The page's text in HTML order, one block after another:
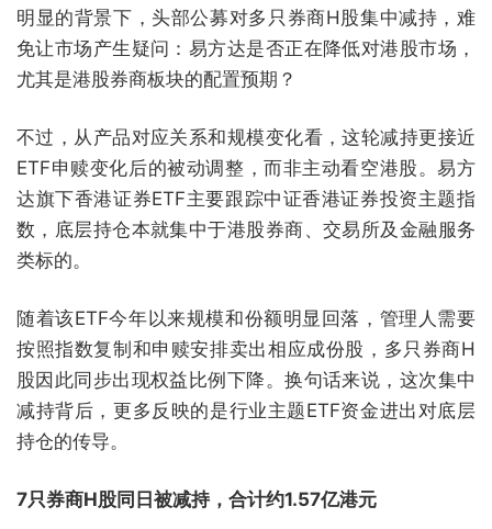
明显的背景下，头部公募对多只券商H股集中减持，难
免让市场产生疑问：易方达是否正在降低对港股市场，
尤其是港股券商板块的配置预期？
不过，从产品对应关系和规模变化看，这轮减持更接近
ETF申赎变化后的被动调整，而非主动看空港股。易方
达旗下香港证券ETF主要跟踪中证香港证券投资主题指
数，底层持仓本就集中于港股券商、交易所及金融服务
类标的。
随着该ETF今年以来规模和份额明显回落，管理人需要
按照指数复制和申赎安排卖出相应成份股，多只券商H
股因此同步出现权益比例下降。换句话来说，这次集中
减持背后，更多反映的是行业主题ETF资金进出对底层
持仓的传导。
7只券商H股同日被减持，合计约1.57亿港元